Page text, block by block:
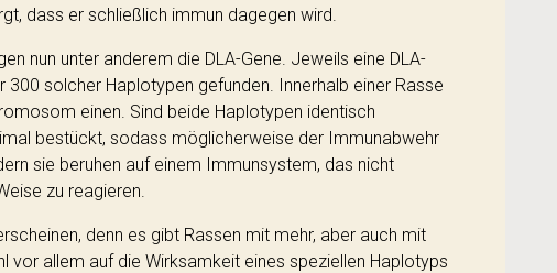
dass er schließlich immun dagegen wird.
nun unter anderem die DLA-Gene. Jeweils eine DLA-
solcher Haplotypen gefunden. Innerhalb einer Rasse
einen. Sind beide Haplotypen identisch
bestückt, sodass möglicherweise der Immunabwehr
sie beruhen auf einem Immunsystem, das nicht
zu reagieren.
denn es gibt Rassen mit mehr, aber auch mit
vor allem auf die Wirksamkeit eines speziellen Haplotyps